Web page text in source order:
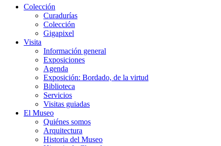
Colección
Curadurías
Colección
Gigapixel
Visita
Información general
Exposiciones
Agenda
Exposición: Bordado, de la virtud
Biblioteca
Servicios
Visitas guiadas
El Museo
Quiénes somos
Arquitectura
Historia del Museo